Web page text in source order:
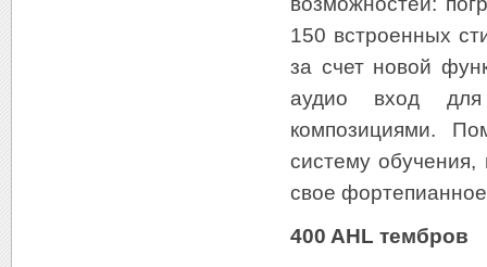
150 встроенных
за счет новой
аудио вход
композициями.
систему
свое
400 AHL тембров